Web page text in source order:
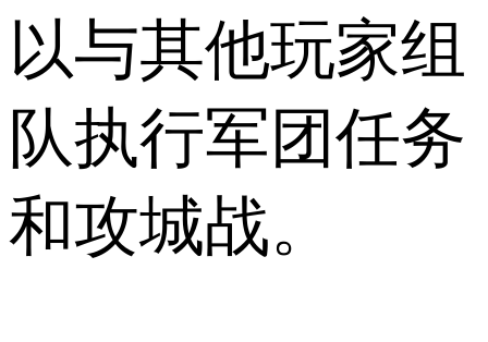
以与其他玩家组
队执行军团任务
和攻城战。